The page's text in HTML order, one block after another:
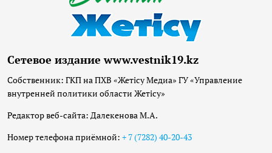
Сетевое издание www.vestnik19.kz
Собственник: ГКП на ПХВ «Жетісу Медиа» ГУ «Управление
внутренней политики области Жетісу»
Редактор веб-сайта: Далекенова М.А.
Номер телефона приёмной: + 7 (7282) 40-20-43